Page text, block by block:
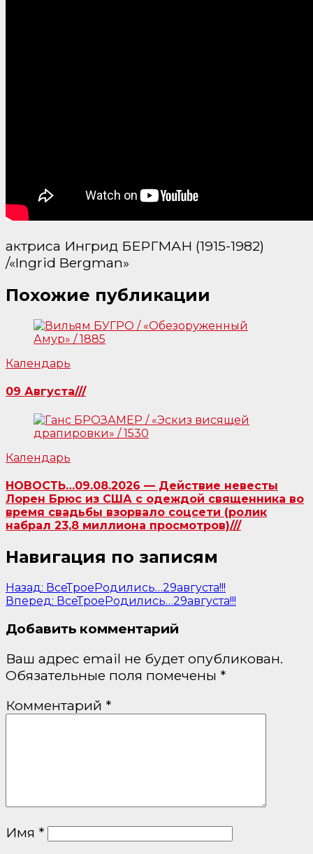
актриса Ингрид БЕРГМАН (1915-1982)
/«Ingrid Bergman»
Похожие публикации
Календарь
09 Августа///
Календарь
НОВОСТЬ…09.08.2026 — Действие невесты
Лорен Брюс из США с одеждой священника во
время свадьбы взорвало соцсети (ролик
набрал 23,8 миллиона просмотров)///
Навигация по записям
Назад: ВсеТроеРодились…29августа!!!
Вперед: ВсеТроеРодились…29августа!!!
Добавить комментарий
Ваш адрес email не будет опубликован.
Обязательные поля помечены *
Комментарий *
Имя *